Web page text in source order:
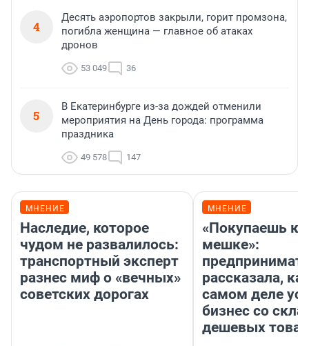
4
Десять аэропортов закрыли, горит промзона,
погибла женщина — главное об атаках
дронов
53 049 36
5
В Екатеринбурге из-за дождей отменили
мероприятия на День города: программа
праздника
49 578 147
МНЕНИЕ
Наследие, которое
чудом не развалилось:
транспортный эксперт
разнес миф о «вечных»
советских дорогах
МНЕНИЕ
«Покупаешь
мешке»:
рассказала,
самом деле
бизнес со
дешевых